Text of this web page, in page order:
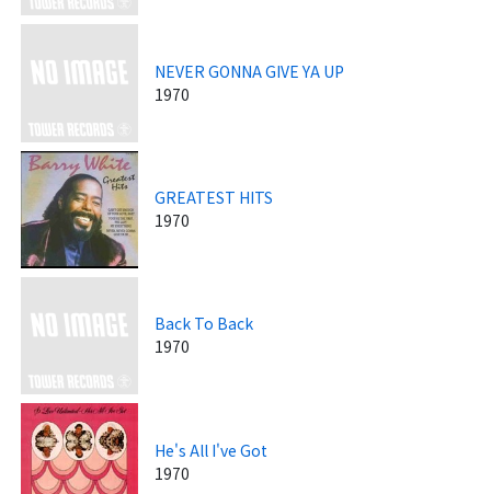
NEVER GONNA GIVE YA UP
1970
GREATEST HITS
1970
Back To Back
1970
He's All I've Got
1970